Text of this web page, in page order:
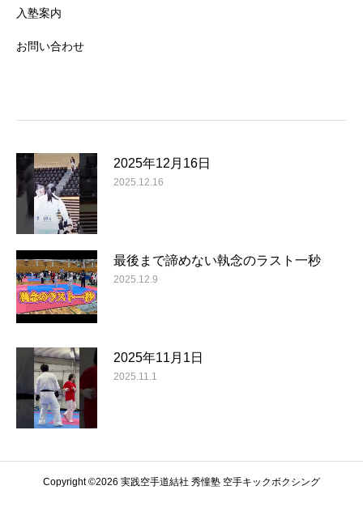
入塾案内
お問い合わせ
2025年12月16日
2025.12.16
最後まで諦めない執念のラスト一秒
2025.12.9
2025年11月1日
2025.11.1
Copyright ©️2026 実践空手道結社 秀憧塾 空手キックボクシング